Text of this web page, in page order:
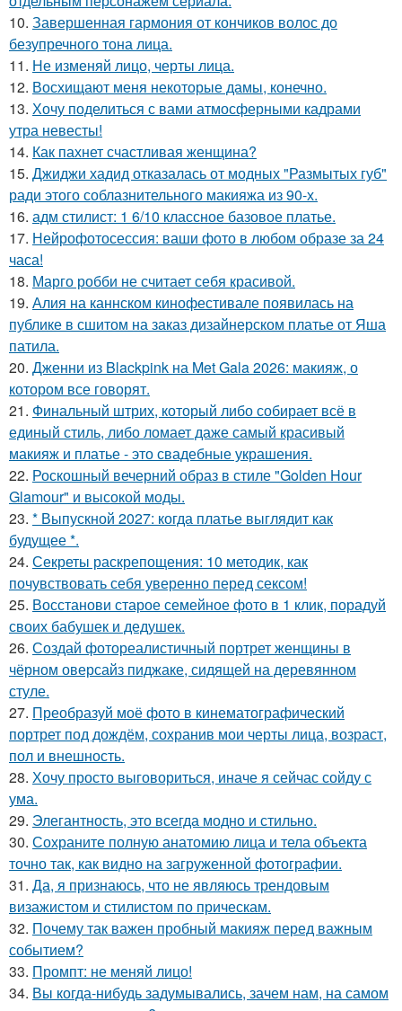
10. Завершенная гармония от кончиков волос до
безупречного тона лица.
11. Не изменяй лицо, черты лица.
12. Восхищают меня некоторые дамы, конечно.
13. Хочу поделиться с вами атмосферными кадрами
утра невесты!
14. Как пахнет счастливая женщина?
15. Джиджи хадид отказалась от модных "Размытых губ"
ради этого соблазнительного макияжа из 90-х.
16. адм стилист: 1 6/10 классное базовое платье.
17. Нейрофотосессия: ваши фото в любом образе за 24
часа!
18. Марго робби не считает себя красивой.
19. Алия на каннском кинофестивале появилась на
публике в сшитом на заказ дизайнерском платье от Яша
патила.
20. Дженни из Blackpink на Met Gala 2026: макияж, о
котором все говорят.
21. Финальный штрих, который либо собирает всё в
единый стиль, либо ломает даже самый красивый
макияж и платье - это свадебные украшения.
22. Роскошный вечерний образ в стиле "Golden Hour
Glamour" и высокой моды.
23. * Выпускной 2027: когда платье выглядит как
будущее *.
24. Секреты раскрепощения: 10 методик, как
почувствовать себя уверенно перед сексом!
25. Восстанови старое семейное фото в 1 клик, порадуй
своих бабушек и дедушек.
26. Создай фотореалистичный портрет женщины в
чёрном оверсайз пиджаке, сидящей на деревянном
стуле.
27. Преобразуй моё фото в кинематографический
портрет под дождём, сохранив мои черты лица, возраст,
пол и внешность.
28. Хочу просто выговориться, иначе я сейчас сойду с
ума.
29. Элегантность, это всегда модно и стильно.
30. Сохраните полную анатомию лица и тела объекта
точно так, как видно на загруженной фотографии.
31. Да, я признаюсь, что не являюсь трендовым
визажистом и стилистом по прическам.
32. Почему так важен пробный макияж перед важным
событием?
33. Промпт: не меняй лицо!
34. Вы когда-нибудь задумывались, зачем нам, на самом